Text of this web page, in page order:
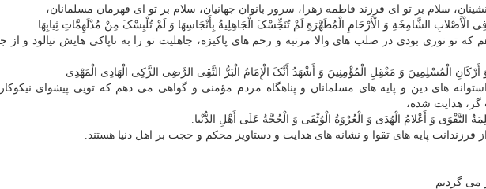
سلام بر تو ای فرزند فاطمه زهرا، سرور بانوان جهانیان، سلام بر تو ای قهرمان مسلمانان،
الْأَصْلابِ الشَّامِخَةِ وَ الْأَرْحَامِ الْمُطَهَّرَةِ لَمْ تُنَجِّسْکَ الْجَاهِلِیةُ بِأَنْجَاسِهَا وَ لَمْ تُلْبِسْکَ مِنْ مُدْلَهِمَّاتِ ثِیابِهَا
تو نوری بودی در صلب های والا مرتبه و رحم های پاکیزه، جاهلیت تو را به ناپاکی هایش نیالود و از
الْمُسْلِمِینَ وَ مَعْقِلِ الْمُؤْمِنِینَ وَ أَشْهَدُ أَنَّکَ الْإِمَامُ الْبَرُّ التَّقِی الرَّضِی الزَّکِی الْهَادِی الْمَهْدِی
های دین و پایه های مسلمانان و پناهگاه مردم مؤمنی و گواهی می دهم که تویی پیشوای نیکوکار،
گر، هدایت شده،
التَّقْوَی وَ أَعْلامُ الْهُدَی وَ الْعُرْوَةُ الْوُثْقَی وَ الْحُجَّةُ عَلَی أَهْلِ الدُّنْیا.
فرزندانت پایه های تقوا و نشانه های هدایت و دستاویز محکم و حجت بر اهل دنیا هستند.
می گردیم